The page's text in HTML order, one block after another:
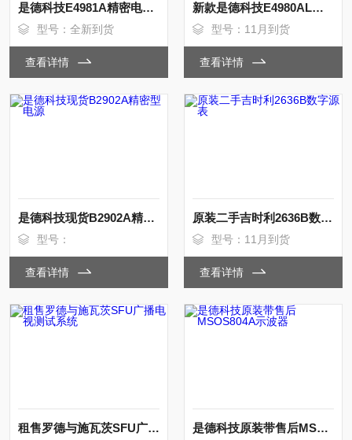
是德科技E4981A精密电容测试仪
型号：全新到货
查看详情
新款是德科技E4980AL精密LCR测试仪
型号：11月到货
查看详情
是德科技现货B2902A精密型电源
型号：
查看详情
原装二手吉时利2636B数字源表
型号：11月到货
查看详情
租售罗德与施瓦茨SFU广播电视测试系统 是德科技原装带售后MSOS804A示波器